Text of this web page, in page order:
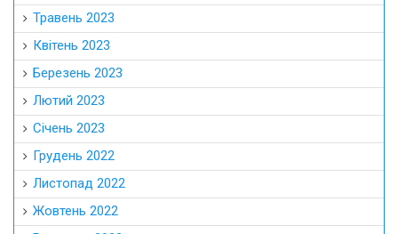
Травень 2023
Квітень 2023
Березень 2023
Лютий 2023
Січень 2023
Грудень 2022
Листопад 2022
Жовтень 2022